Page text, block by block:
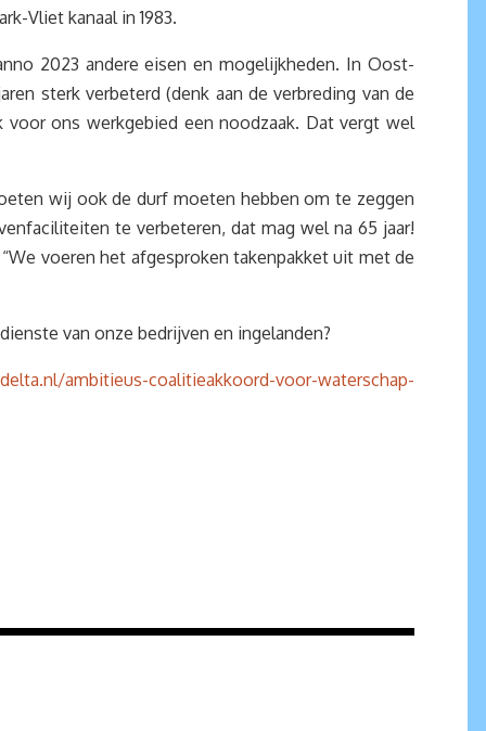
Vliet kanaal in 1983.
2023 andere eisen en mogelijkheden. In Oost-
sterk verbeterd (denk aan de verbreding van de
ons werkgebied een noodzaak. Dat vergt wel
wij ook de durf moeten hebben om te zeggen
te verbeteren, dat mag wel na 65 jaar!
voeren het afgesproken takenpakket uit met de
van onze bedrijven en ingelanden?
ambitieus-coalitieakkoord-voor-waterschap-